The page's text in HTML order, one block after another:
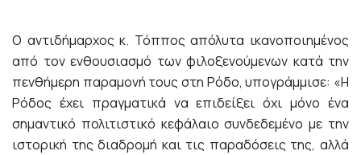
Ο αντιδήμαρχος κ. Τόππος απόλυτα ικανοποιημένος
από τον ενθουσιασμό των φιλοξενούμενων κατά την
πενθήμερη παραμονή τους στη Ρόδο, υπογράμμισε: «Η
Ρόδος έχει πραγματικά να επιδείξει όχι μόνο ένα
σημαντικό πολιτιστικό κεφάλαιο συνδεδεμένο με την
ιστορική της διαδρομή και τις παραδόσεις της, αλλά